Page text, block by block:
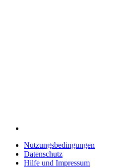
Nutzungsbedingungen
Datenschutz
Hilfe und Impressum